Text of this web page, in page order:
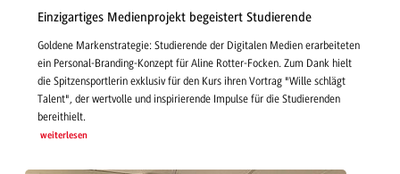
Einzigartiges Medienprojekt begeistert Studierende
Goldene Markenstrategie: Studierende der Digitalen Medien erarbeiteten
ein Personal-Branding-Konzept für Aline Rotter-Focken. Zum Dank hielt
die Spitzensportlerin exklusiv für den Kurs ihren Vortrag "Wille schlägt
Talent", der wertvolle und inspirierende Impulse für die Studierenden
bereithielt.
weiterlesen